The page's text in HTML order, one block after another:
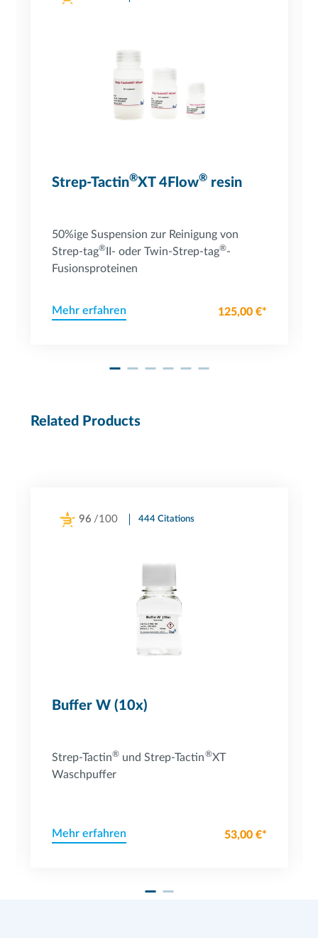
Strep-Tactin®XT 4Flow®resin
50%ige Suspension zur Reinigung von
Strep-tag®II- oder Twin-Strep-tag®-
Fusionsproteinen
Mehr erfahren 125,00 €*
Related Products
96 /100 444 Citations
Buffer W (10x)
Strep-Tactin®und Strep-Tactin®XT
Waschpuffer
Mehr erfahren 53,00 €*